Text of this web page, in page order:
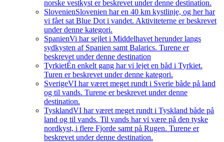
norske vestkyst er beskrevet under denne destination.
SlovenienSlovenien har en 40 km kystlinje, og her har
vi fået sat Blue Dot i vandet. Aktiviteterne er beskrevet
under denne kategori.
SpanienVi har sejlet i Middelhavet herunder langs
sydkysten af Spanien samt Balarics. Turene er
beskrevet under denne destination
TyrkietÉn enkelt gang har vi lejet en båd i Tyrkiet.
Turen er beskrevet under denne kategori.
SverigeVI har været meget rundt i Sverie både på land
og til vands. Turene er beskrevet under denne
destination.
TysklandVI har været meget rundt i Tyskland både på
land og til vands. Til vands har vi være på den tyske
nordkyst, i flere Fjorde samt på Rugen. Turene er
beskrevet under denne destination.